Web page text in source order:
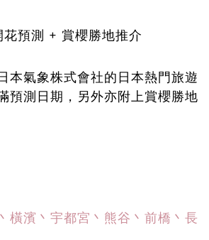
預測 + 賞櫻勝地推介
本氣象株式會社的日本熱門旅遊
預測日期，另外亦附上賞櫻勝地
橫濱丶宇都宮丶熊谷丶前橋丶長